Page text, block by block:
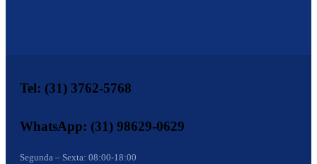
Tel: (31) 3762-5768
WhatsApp: (31) 98629-0629
Segunda – Sexta: 08:00-18:00